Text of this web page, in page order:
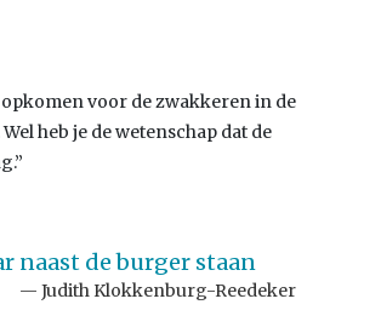
opkomen voor de zwakkeren in de
heb je de wetenschap dat de
naast de burger staan
Judith Klokkenburg-Reedeker